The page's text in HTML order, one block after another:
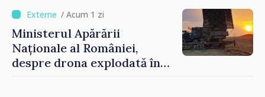
finală
/ Acum 1 zi
Ministerul Apărării
Naționale al României,
despre drona explodată în